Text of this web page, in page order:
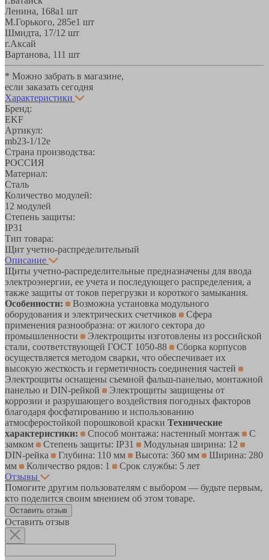
Ленина, 168а1 шт
М.Горького, 285е1 шт
Шмидта, 17/1 2 шт
г.Аксай
Вартанова, 111 шт
* Можно забрать в магазине,
если заказать сегодня
Характеристики
Бренд:
EKF
Артикул:
mb23-1/12e
Страна производства:
РОССИЯ
Материал:
Сталь
Количество модулей:
12 модулей
Степень защиты:
IP31
Тип товара:
Щит учетно-распределительный
Описание
Щиты учетно-распределительные предназначены для ввода
электроэнергии, ее учета и последующего распределения, а
также защиты от токов перегрузки и короткого замыкания.
Особенности:
Возможна установка модульного
оборудования и электрических счетчиков
Сфера
применения разнообразна: от жилого сектора до
промышленности
Электрощиты изготовлены из российской
стали, соответствующей ГОСТ 1050-88
Сборка корпусов
осуществляется методом сварки, что обеспечивает их
высокую жесткость и герметичность соединения частей
Электрощиты оснащены съемной фальш-панелью, монтажной
панелью и DIN-рейкой
Электрощиты защищены от
коррозии и разрушающего воздействия погодных факторов
благодаря фосфатированию и использованию
атмосферостойкой порошковой краски Технические
характеристики:
Способ монтажа: настенный монтаж
С
замком
Степень защиты: IP31
Модульная ширина: 12
DIN-рейка
Глубина: 110 мм Высота: 360 мм
Ширина: 280
мм
Количество рядов: 1
Срок службы: 5 лет
Отзывы
Помогите другим пользователям с выбором — будьте первым,
кто поделится своим мнением об этом товаре.
Оставить отзыв
Оставить отзыв